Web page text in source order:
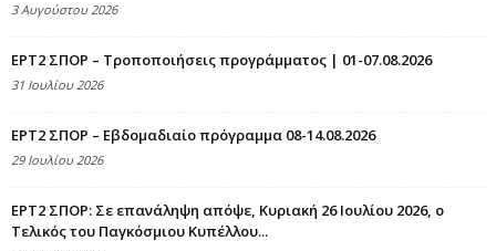
3 Αυγούστου 2026
ΕΡΤ2 ΣΠΟΡ – Τροποποιήσεις προγράμματος | 01-07.08.2026
31 Ιουλίου 2026
ΕΡΤ2 ΣΠΟΡ – Εβδομαδιαίο πρόγραμμα 08-14.08.2026
29 Ιουλίου 2026
ΕΡΤ2 ΣΠΟΡ: Σε επανάληψη απόψε, Κυριακή 26 Ιουλίου 2026, ο
Τελικός του Παγκόσμιου Κυπέλλου...